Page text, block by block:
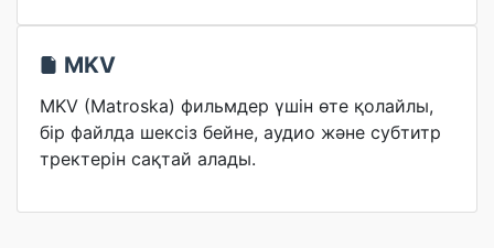
MKV
MKV (Matroska) фильмдер үшін өте қолайлы,
бір файлда шексіз бейне, аудио және субтитр
тректерін сақтай алады.